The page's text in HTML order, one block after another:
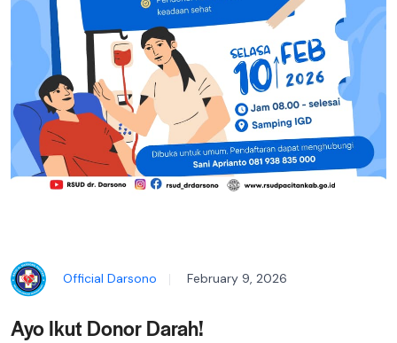
Official Darsono February 9, 2026
Ayo Ikut Donor Darah!